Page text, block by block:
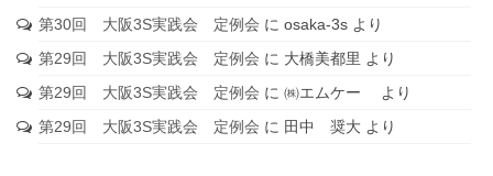
第30回 大阪3S実践会 定例会 に osaka-3s より
第29回 大阪3S実践会 定例会 に 大橋美都里 より
第29回 大阪3S実践会 定例会 に ㈱エムケー
より
第29回 大阪3S実践会 定例会 に 田中 奨大 より